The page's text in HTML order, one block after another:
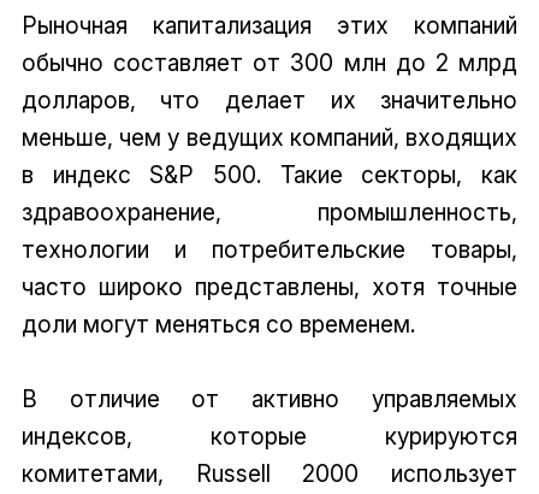
Рыночная капитализация этих компаний
обычно составляет от 300 млн до 2 млрд
долларов, что делает их значительно
меньше, чем у ведущих компаний, входящих
в индекс S&P 500. Такие секторы, как
здравоохранение, промышленность,
технологии и потребительские товары,
часто широко представлены, хотя точные
доли могут меняться со временем.
В отличие от активно управляемых
индексов, которые курируются
комитетами, Russell 2000 использует